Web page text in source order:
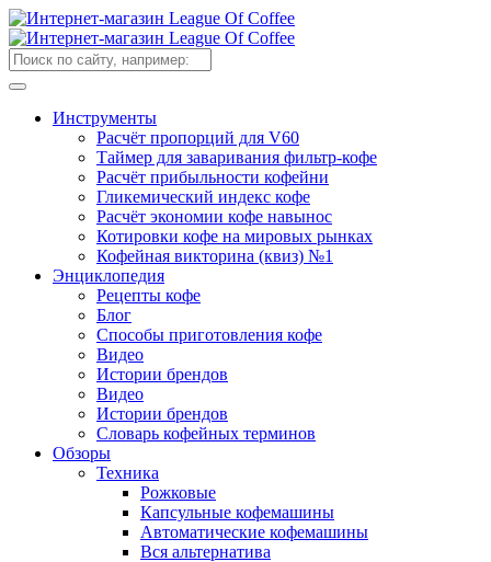
Инструменты
Расчёт пропорций для V60
Таймер для заваривания фильтр-кофе
Расчёт прибыльности кофейни
Гликемический индекс кофе
Расчёт экономии кофе навынос
Котировки кофе на мировых рынках
Кофейная викторина (квиз) №1
Энциклопедия
Рецепты кофе
Блог
Способы приготовления кофе
Видео
Истории брендов
Видео
Истории брендов
Словарь кофейных терминов
Обзоры
Техника
Рожковые
Капсульные кофемашины
Автоматические кофемашины
Вся альтернатива